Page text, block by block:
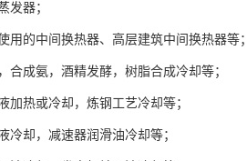
发器；
用的中间换热器、高层建筑中间换热器等；
合成氨，酒精发酵，树脂合成冷却等；
加热或冷却，炼钢工艺冷却等；
冷却，减速器润滑油冷却等；